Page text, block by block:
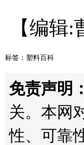
【编辑:
标签： 塑料百科
免责声明：
关。本网
性、可靠